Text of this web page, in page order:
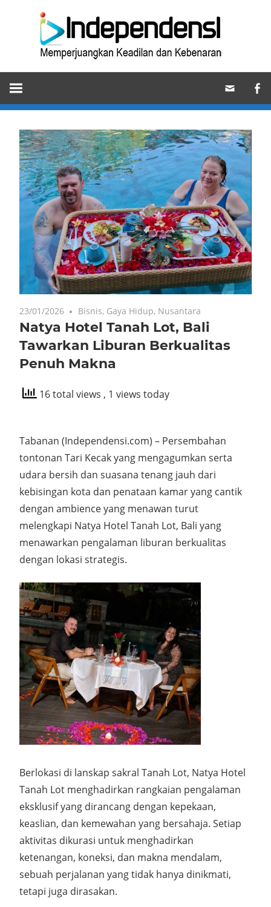
Memperjuangkan
Keadilan
dan
Kebenaran
23/01/2026 Bisnis, Gaya Hidup, Nusantara
Natya Hotel Tanah Lot, Bali
Tawarkan Liburan Berkualitas
Penuh Makna
16 total views , 1 views today
Tabanan (Independensi.com) – Persembahan
tontonan Tari Kecak yang mengagumkan serta
udara bersih dan suasana tenang jauh dari
kebisingan kota dan penataan kamar yang cantik
dengan ambience yang menawan turut
melengkapi Natya Hotel Tanah Lot, Bali yang
menawarkan pengalaman liburan berkualitas
dengan lokasi strategis.
Berlokasi di lanskap sakral Tanah Lot, Natya Hotel
Tanah Lot menghadirkan rangkaian pengalaman
eksklusif yang dirancang dengan kepekaan,
keaslian, dan kemewahan yang bersahaja. Setiap
aktivitas dikurasi untuk menghadirkan
ketenangan, koneksi, dan makna mendalam,
sebuah perjalanan yang tidak hanya dinikmati,
tetapi juga dirasakan.